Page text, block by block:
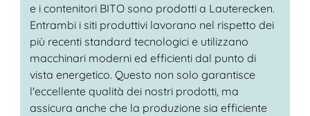
e i contenitori BITO sono prodotti a Lauterecken.
Entrambi i siti produttivi lavorano nel rispetto dei
più recenti standard tecnologici e utilizzano
macchinari moderni ed efficienti dal punto di
vista energetico. Questo non solo garantisce
l'eccellente qualità dei nostri prodotti, ma
assicura anche che la produzione sia efficiente